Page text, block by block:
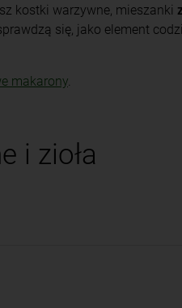
kostki warzywne, mieszanki
się, jako element
makarony.
i zioła